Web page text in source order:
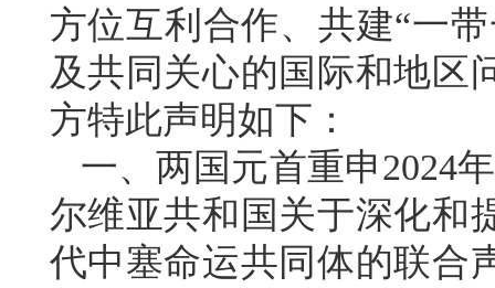
方位互利合作、共建“一
及共同关心的国际和地区
方特此声明如下：
一、两国元首重申2024
尔维亚共和国关于深化和
代中塞命运共同体的联合